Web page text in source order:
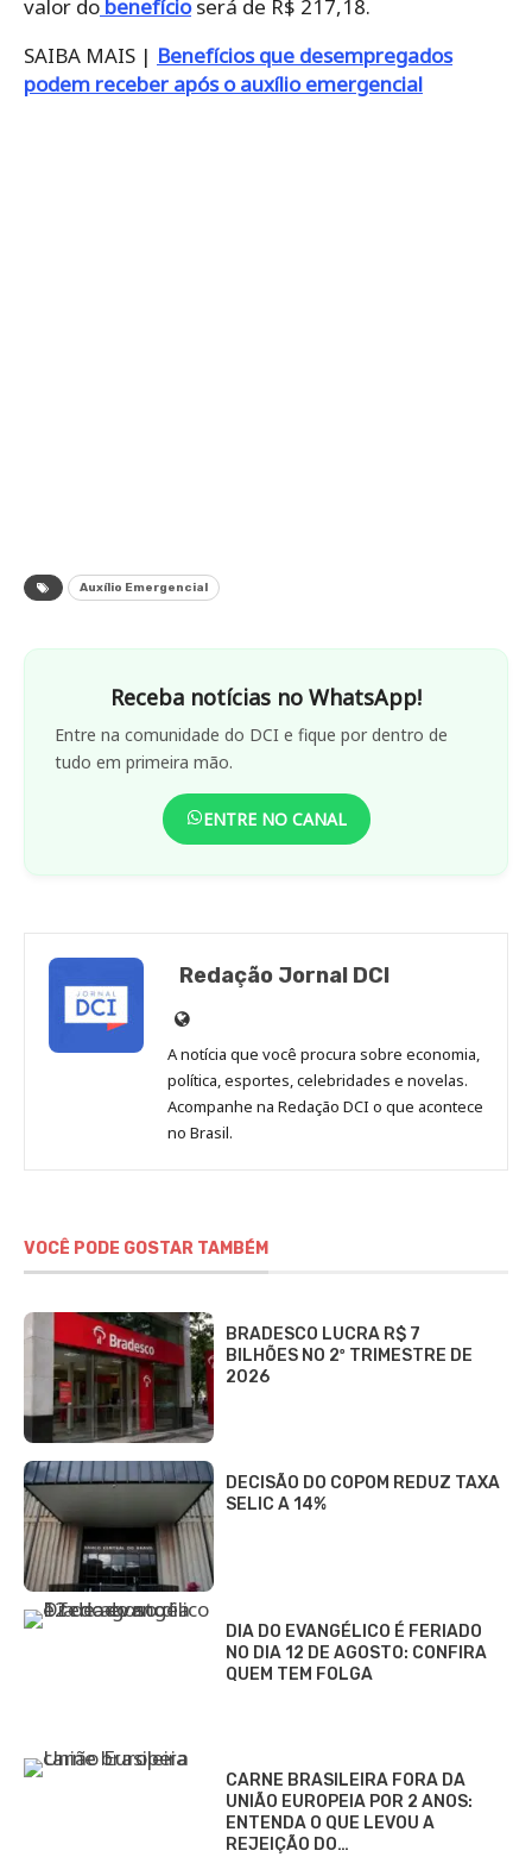
valor do benefícioserá de R$ 217,18.
SAIBA MAIS | Benefícios que desempregados
podem receber após o auxílio emergencial
Auxílio Emergencial
Receba notícias no WhatsApp!
Entre na comunidade do DCI e fique por dentro de
tudo em primeira mão.
ENTRE NO CANAL
Redação Jornal DCI
Site
de
Redação
Jornal
DCI
A notícia que você procura sobre economia,
política, esportes, celebridades e novelas.
Acompanhe na Redação DCI o que acontece
no Brasil.
VOCÊ PODE GOSTAR TAMBÉM
BRADESCO LUCRA R$ 7
BILHÕES NO 2º TRIMESTRE DE
2026
DECISÃO DO COPOM REDUZ TAXA
SELIC A 14%
DIA DO EVANGÉLICO É FERIADO
NO DIA 12 DE AGOSTO: CONFIRA
QUEM TEM FOLGA
CARNE BRASILEIRA FORA DA
UNIÃO EUROPEIA POR 2 ANOS:
ENTENDA O QUE LEVOU A
REJEIÇÃO DO…